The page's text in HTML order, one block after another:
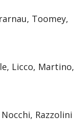
Toomey,
Licco, Martino,
Razzolini